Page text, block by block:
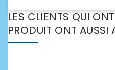
LES CLIENTS QUI
PRODUIT ONT AUSSI